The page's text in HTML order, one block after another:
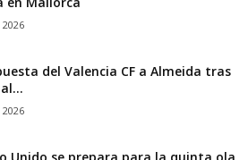
del Valencia CF a Almeida tras
al...
Unido se prepara para la quinta ola